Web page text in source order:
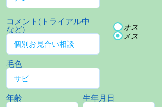
コメント(トライアル中
など)
オス
メス
毛色
年齢 生年月日